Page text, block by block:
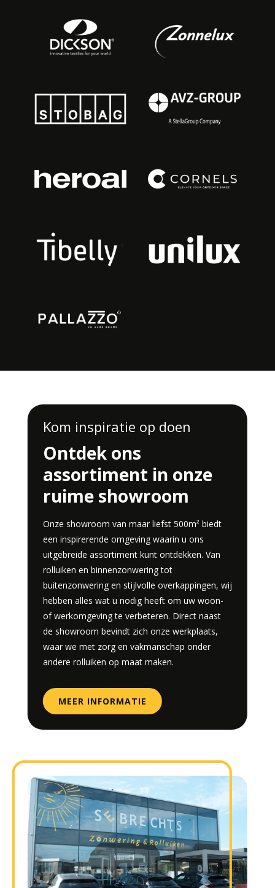
Kom inspiratie op doen
Ontdek ons
assortiment in onze
ruime showroom
Onze showroom van maar liefst 500m² biedt
een inspirerende omgeving waarin u ons
uitgebreide assortiment kunt ontdekken. Van
rolluiken en binnenzonwering tot
buitenzonwering en stijlvolle overkappingen, wij
hebben alles wat u nodig heeft om uw woon-
of werkomgeving te verbeteren. Direct naast
de showroom bevindt zich onze werkplaats,
waar we met zorg en vakmanschap onder
andere rolluiken op maat maken.
MEER INFORMATIE